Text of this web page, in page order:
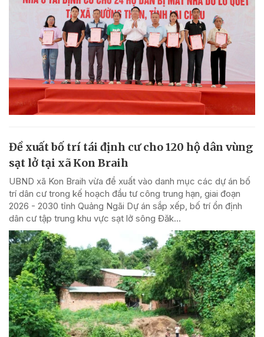
Đề xuất bố trí tái định cư cho 120 hộ dân vùng
sạt lở tại xã Kon Braih
UBND xã Kon Braih vừa đề xuất vào danh mục các dự án bố
trí dân cư trong kế hoạch đầu tư công trung hạn, giai đoạn
2026 - 2030 tỉnh Quảng Ngãi Dự án sắp xếp, bố trí ổn định
dân cư tập trung khu vực sạt lở sông Đăk...